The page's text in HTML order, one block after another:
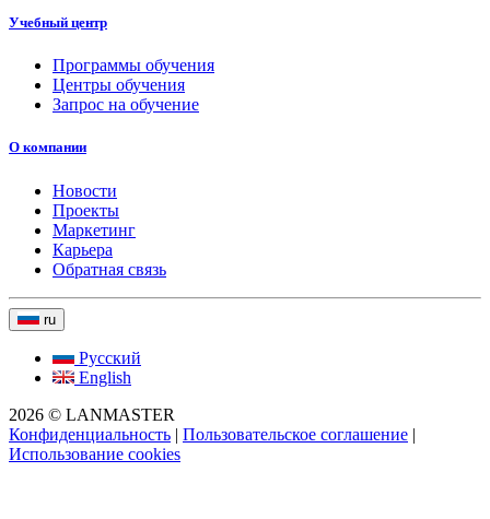
Учебный центр
Программы обучения
Центры обучения
Запрос на обучение
О компании
Новости
Проекты
Маркетинг
Карьера
Обратная связь
ru
Русский
English
2026 © LANMASTER
Конфиденциальность | Пользовательское соглашение |
Использование cookies